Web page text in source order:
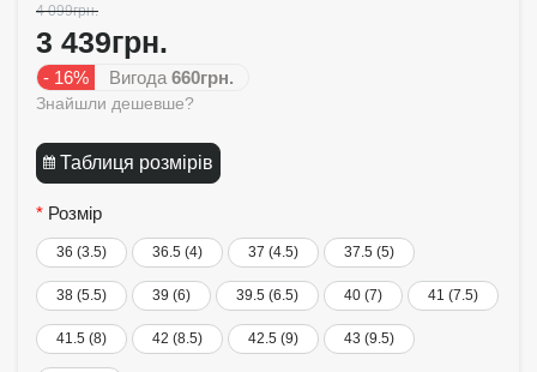
4 099грн.
3 439грн.
- 16% Вигода 660грн.
Знайшли дешевше?
Таблиця розмірів
Розмір
36 (3.5) 36.5 (4) 37 (4.5) 37.5 (5)
38 (5.5) 39 (6) 39.5 (6.5) 40 (7) 41 (7.5)
41.5 (8) 42 (8.5) 42.5 (9) 43 (9.5)